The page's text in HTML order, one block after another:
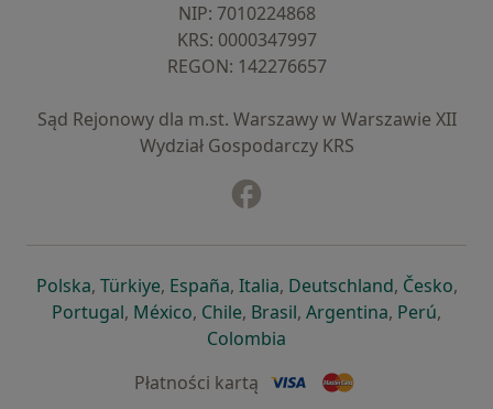
NIP: ⁠7010224868
KRS: ⁠0000347997
REGON: ⁠142276657
Sąd Rejonowy dla m.st. Warszawy w Warszawie XII
Wydział Gospodarczy KRS
Polskaotwiera się w nowej karcie
, Türkiyeotwiera się w nowej karcie
, Españaotwiera się w nowej karcie
, Italiaotwiera się w nowej
, Deutschlandotwiera się
, Česko,
Portugalotwiera się w nowej karcie
, Méxicootwiera się w nowej karcie
, Chileotwiera się w nowej karcie
, Brasilotwiera się w nowej
, Argentinaotwiera się
, Perú,
Colombia
Płatności kartą